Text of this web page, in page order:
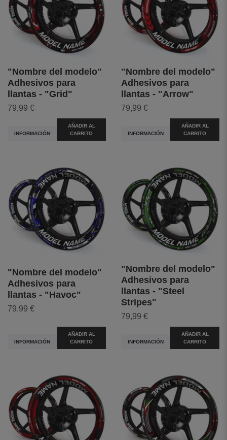
"Nombre del modelo"
Adhesivos para
llantas - "Grid"
79,99 €
INFORMACIÓN
AÑADIR AL
CARRITO
"Nombre del modelo"
Adhesivos para
llantas - "Arrow"
79,99 €
INFORMACIÓN
AÑADIR AL
CARRITO
"Nombre del modelo"
Adhesivos para
llantas - "Havoc"
79,99 €
INFORMACIÓN
AÑADIR AL
CARRITO
"Nombre del modelo"
Adhesivos para
llantas - "Steel
Stripes"
79,99 €
INFORMACIÓN
AÑADIR AL
CARRITO